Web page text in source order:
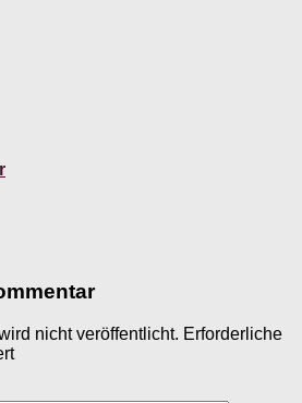
nicht veröffentlicht. Erforderliche